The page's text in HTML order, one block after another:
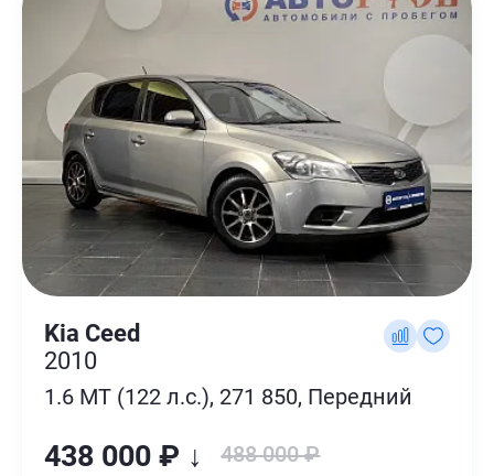
Kia Ceed
2010
1.6 MT (122 л.с.), 271 850, Передний
438 000 ₽ ↓ 488 000 ₽